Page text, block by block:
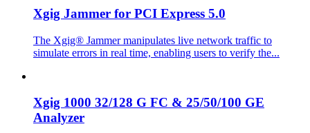
Xgig Jammer for PCI Express 5.0
The Xgig® Jammer manipulates live network traffic to
simulate errors in real time, enabling users to verify the...
Xgig 1000 32/128 G FC & 25/50/100 GE
Analyzer